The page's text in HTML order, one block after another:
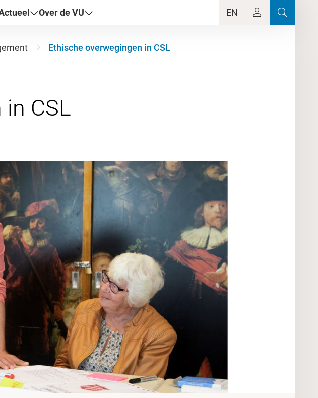
Over de VU EN
Ethische overwegingen in CSL